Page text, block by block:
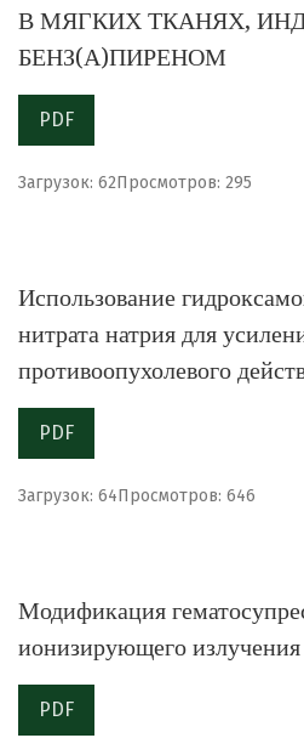
В МЯГКИХ ТКАНЯХ,
БЕНЗ(А)ПИРЕНОМ
PDF
Загрузок: 62Просмотров: 295
Использование
нитрата натрия для
противоопухолевого
PDF
Загрузок: 64Просмотров: 646
Модификация
ионизирующего
PDF